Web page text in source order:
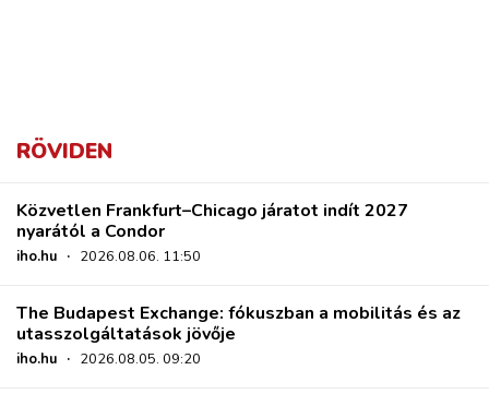
RÖVIDEN
Közvetlen Frankfurt–Chicago járatot indít 2027
nyarától a Condor
iho.hu · 2026.08.06. 11:50
The Budapest Exchange: fókuszban a mobilitás és az
utasszolgáltatások jövője
iho.hu · 2026.08.05. 09:20